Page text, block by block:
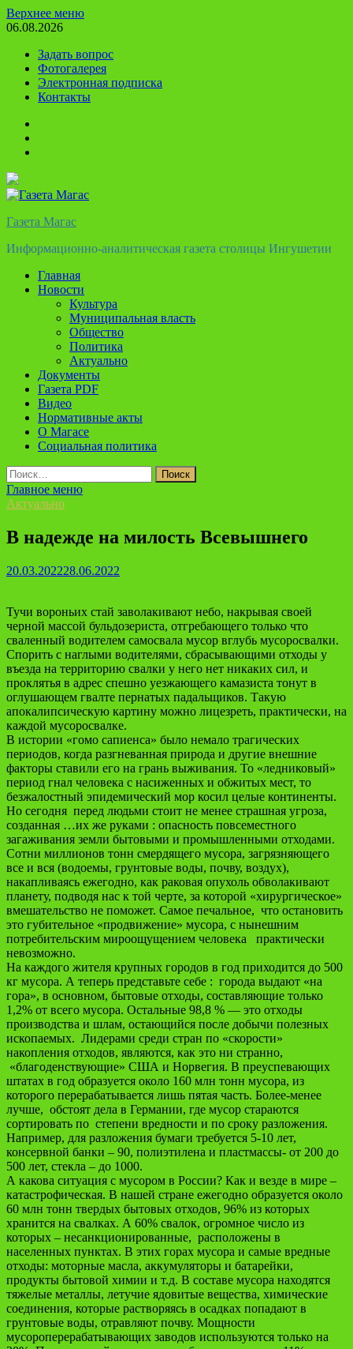
Перейти
к
Верхнее меню
06.08.2026
Задать вопрос
Фотогалерея
Электронная подписка
Контакты
Газета Магас
Информационно-аналитическая газета столицы Ингушетии
Главная
Новости
Культура
Муниципальная власть
Общество
Политика
Актуально
Документы
Газета PDF
Видео
Нормативные акты
О Магасе
Социальная политика
Найти:
Главное меню
Актуально
В надежде на милость Всевышнего
20.03.202228.06.2022
Тучи вороньих стай заволакивают небо, накрывая своей
черной массой бульдозериста, отгребающего только что
сваленный водителем самосвала мусор вглубь мусоросвалки.
Спорить с наглыми водителями, сбрасывающими отходы у
въезда на территорию свалки у него нет никаких сил, и
проклятья в адрес спешно уезжающего камазиста тонут в
оглушающем гвалте пернатых падальщиков. Такую
апокалипсическую картину можно лицезреть, практически, на
каждой мусоросвалке.
В истории «гомо сапиенса» было немало трагических
периодов, когда разгневанная природа и другие внешние
факторы ставили его на грань выживания. То «ледниковый»
период гнал человека с насиженных и обжитых мест, то
безжалостный эпидемический мор косил целые континенты.
Но сегодня перед людьми стоит не менее страшная угроза,
созданная …их же руками : опасность повсеместного
загаживания земли бытовыми и промышленными отходами.
Сотни миллионов тонн смердящего мусора, загрязняющего
все и вся (водоемы, грунтовые воды, почву, воздух),
накапливаясь ежегодно, как раковая опухоль обволакивают
планету, подводя нас к той черте, за которой «хирургическое»
вмешательство не поможет. Самое печальное, что остановить
это губительное «продвижение» мусора, с нынешним
потребительским мироощущением человека практически
невозможно.
На каждого жителя крупных городов в год приходится до 500
кг мусора. А теперь представьте себе : города выдают «на
гора», в основном, бытовые отходы, составляющие только
1,2% от всего мусора. Остальные 98,8 % — это отходы
производства и шлам, остающийся после добычи полезных
ископаемых. Лидерами среди стран по «скорости»
накопления отходов, являются, как это ни странно,
«благоденствующие» США и Норвегия. В преуспевающих
штатах в год образуется около 160 млн тонн мусора, из
которого перерабатывается лишь пятая часть. Более-менее
лучше, обстоят дела в Германии, где мусор стараются
сортировать по степени вредности и по сроку разложения.
Например, для разложения бумаги требуется 5-10 лет,
консервной банки – 90, полиэтилена и пластмассы- от 200 до
500 лет, стекла – до 1000.
А какова ситуация с мусором в России? Как и везде в мире –
катастрофическая. В нашей стране ежегодно образуется около
60 млн тонн твердых бытовых отходов, 96% из которых
хранится на свалках. А 60% свалок, огромное число из
которых – несанкционированные, расположены в
населенных пунктах. В этих горах мусора и самые вредные
отходы: моторные масла, аккумуляторы и батарейки,
продукты бытовой химии и т.д. В составе мусора находятся
тяжелые металлы, летучие ядовитые вещества, химические
соединения, которые растворяясь в осадках попадают в
грунтовые воды, отравляют почву. Мощности
мусороперерабатывающих заводов используются только на